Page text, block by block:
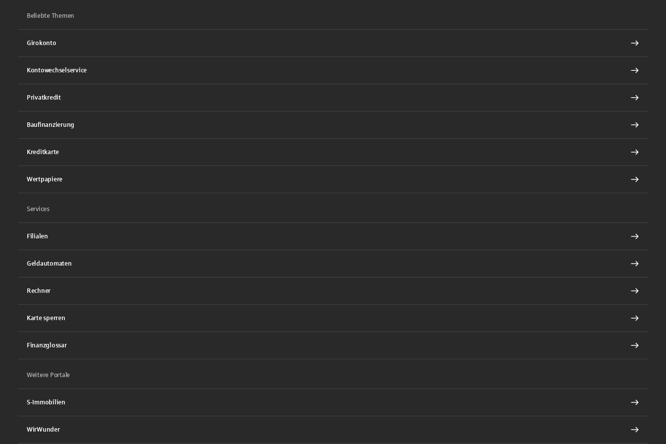
Beliebte Themen
Girokonto
Kontowechselservice
Privatkredit
Baufinanzierung
Kreditkarte
Wertpapiere
Services
Filialen
Geldautomaten
Rechner
Karte sperren
Finanzglossar
Weitere Portale
S-Immobilien
WirWunder